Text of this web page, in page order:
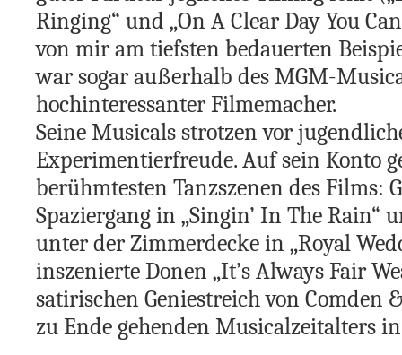
Ringing“ und „On A Clear Day You
von mir am tiefsten bedauerten
war sogar außerhalb des MGM-
hochinteressanter Filmemacher.
Seine Musicals strotzen vor
Experimentierfreude. Auf sein Konto
berühmtesten Tanzszenen des Films:
Spaziergang in „Singin’ In The Rain“
unter der Zimmerdecke in „Royal
inszenierte Donen „It’s Always Fair
satirischen Geniestreich von Comden
zu Ende gehenden Musicalzeitalters